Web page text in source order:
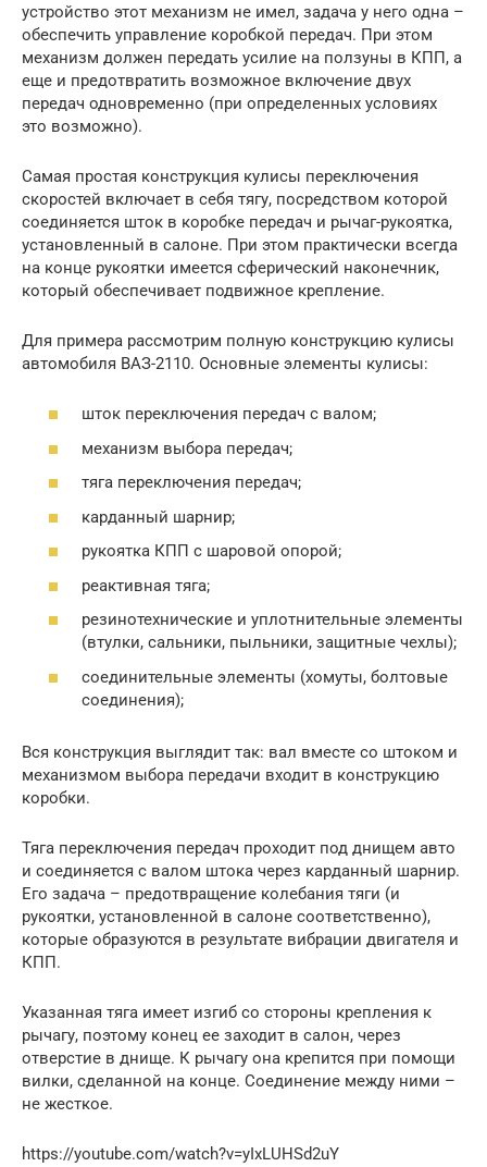
устройство этот механизм не имел, задача у него одна –
обеспечить управление коробкой передач. При этом
механизм должен передать усилие на ползуны в КПП, а
еще и предотвратить возможное включение двух
передач одновременно (при определенных условиях
это возможно).
Самая простая конструкция кулисы переключения
скоростей включает в себя тягу, посредством которой
соединяется шток в коробке передач и рычаг-рукоятка,
установленный в салоне. При этом практически всегда
на конце рукоятки имеется сферический наконечник,
который обеспечивает подвижное крепление.
Для примера рассмотрим полную конструкцию кулисы
автомобиля ВАЗ-2110. Основные элементы кулисы:
шток переключения передач с валом;
механизм выбора передач;
тяга переключения передач;
карданный шарнир;
рукоятка КПП с шаровой опорой;
реактивная тяга;
резинотехнические и уплотнительные элементы
(втулки, сальники, пыльники, защитные чехлы);
соединительные элементы (хомуты, болтовые
соединения);
Вся конструкция выглядит так: вал вместе со штоком и
механизмом выбора передачи входит в конструкцию
коробки.
Тяга переключения передач проходит под днищем авто
и соединяется с валом штока через карданный шарнир.
Его задача – предотвращение колебания тяги (и
рукоятки, установленной в салоне соответственно),
которые образуются в результате вибрации двигателя и
КПП.
Указанная тяга имеет изгиб со стороны крепления к
рычагу, поэтому конец ее заходит в салон, через
отверстие в днище. К рычагу она крепится при помощи
вилки, сделанной на конце. Соединение между ними –
не жесткое.
https://youtube.com/watch?v=yIxLUHSd2uY